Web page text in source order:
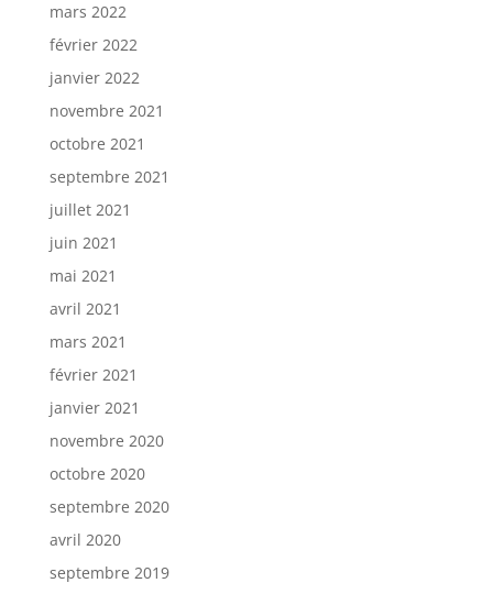
mars 2022
février 2022
janvier 2022
novembre 2021
octobre 2021
septembre 2021
juillet 2021
juin 2021
mai 2021
avril 2021
mars 2021
février 2021
janvier 2021
novembre 2020
octobre 2020
septembre 2020
avril 2020
septembre 2019